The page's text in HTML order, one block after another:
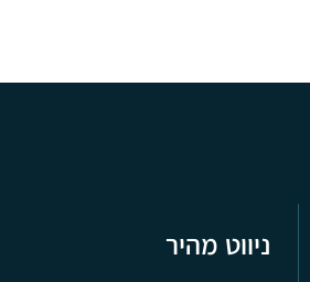
ניווט מהיר